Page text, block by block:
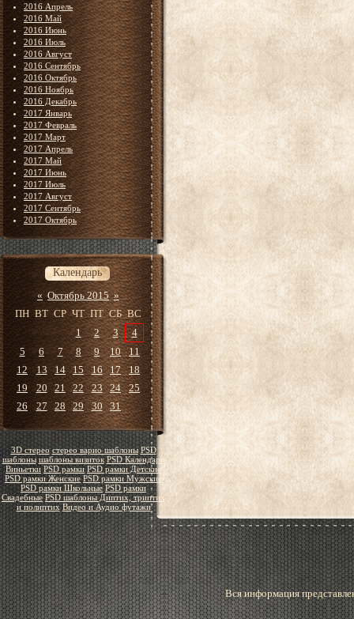
2016 Апрель
2016 Май
2016 Июнь
2016 Июль
2016 Август
2016 Сентябрь
2016 Октябрь
2016 Ноябрь
2016 Декабрь
2017 Январь
2017 Февраль
2017 Март
2017 Апрель
2017 Май
2017 Июнь
2017 Июль
2017 Август
2017 Сентябрь
2017 Октябрь
Календарь
« Октябрь 2015 »
ПН ВТ СР ЧТ ПТ СБ ВС
1
2 3
4
5
6 7 8 9 10
11
12
13 14 15 16 17
18
19
20 21 22 23 24
25
26
27 28 29 30 31
3D стерео стерео варио шаблоны PSD
шаблоны шаблоны визиток PSD Календари
Виньетки PSD рамки PSD рамки Детские
PSD рамки Женские PSD рамки Мужские
PSD рамки Школьные PSD рамки
Свадебные PSD шаблоны Диптих, триптих
и полиптих Видео и Аудио футажи
Вся информация